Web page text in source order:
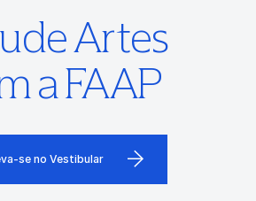
Artes
a FAAP
se no Vestibular